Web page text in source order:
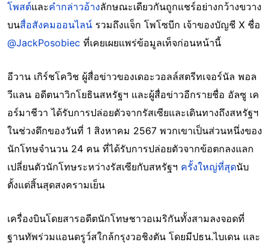
โพสต์และคำกล่าวอ้างลักษณะเดียวกันถูกแชร์อย่างกว้างขวาง
บนสื่อสังคมออนไลน์ รวมถึงแจ็ก โพโซบีก เจ้าของบัญชี X ชื่อ
@JackPosobiec ที่เคยเผยแพร่ข้อมูลเท็จก่อนหน้านี้
อีวาน เกิร์ชโควิช ผู้สื่อข่าวของเดอะวอลล์สตรีทเจอร์นัล พอล
วีแลน อดีตนาวิกโยธินสหรัฐฯ และผู้สื่อข่าวอีกรายชื่อ อัลซู เค
อร์มาชีวา ได้รับการปล่อยตัวจากรัสเซียและเดินทางถึงสหรัฐฯ
ในช่วงดึกของวันที่ 1 สิงหาคม 2567 พวกเขาเป็นส่วนหนึ่งของ
นักโทษจำนวน 24 คน ที่ได้รับการปล่อยตัวจากข้อตกลงแลก
เปลี่ยนตัวนักโทษระหว่างรัสเซียกับสหรัฐฯ ครั้งใหญ่ที่สุดนับ
ตั้งแต่สิ้นสุดสงครามเย็น
เครื่องบินโดยสารอดีตนักโทษชาวอเมริกันทั้งสามลงจอดที่
ฐานทัพร่วมแอนดรูว์สใกล้กรุงวอชิงตัน โดยมีปธน.ไบเดน และ